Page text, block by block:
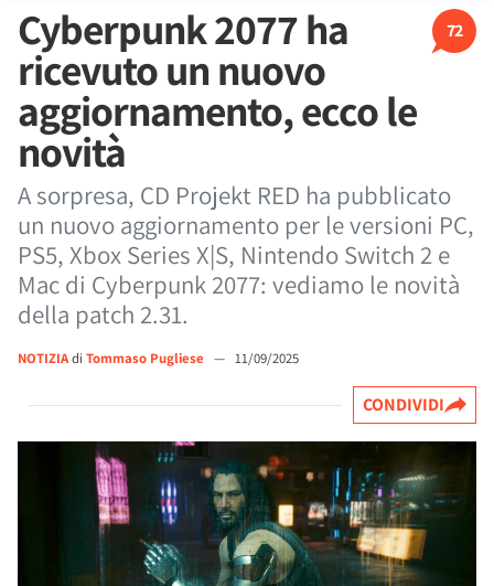
72
Cyberpunk 2077 ha
ricevuto un nuovo
aggiornamento, ecco le
novità
A sorpresa, CD Projekt RED ha pubblicato
un nuovo aggiornamento per le versioni PC,
PS5, Xbox Series X|S, Nintendo Switch 2 e
Mac di Cyberpunk 2077: vediamo le novità
della patch 2.31.
NOTIZIAdi Tommaso Pugliese — 11/09/2025
CONDIVIDI